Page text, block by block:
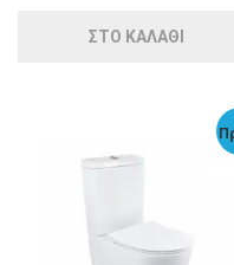
ΣΤΟ ΚΑΛΑΘΙ